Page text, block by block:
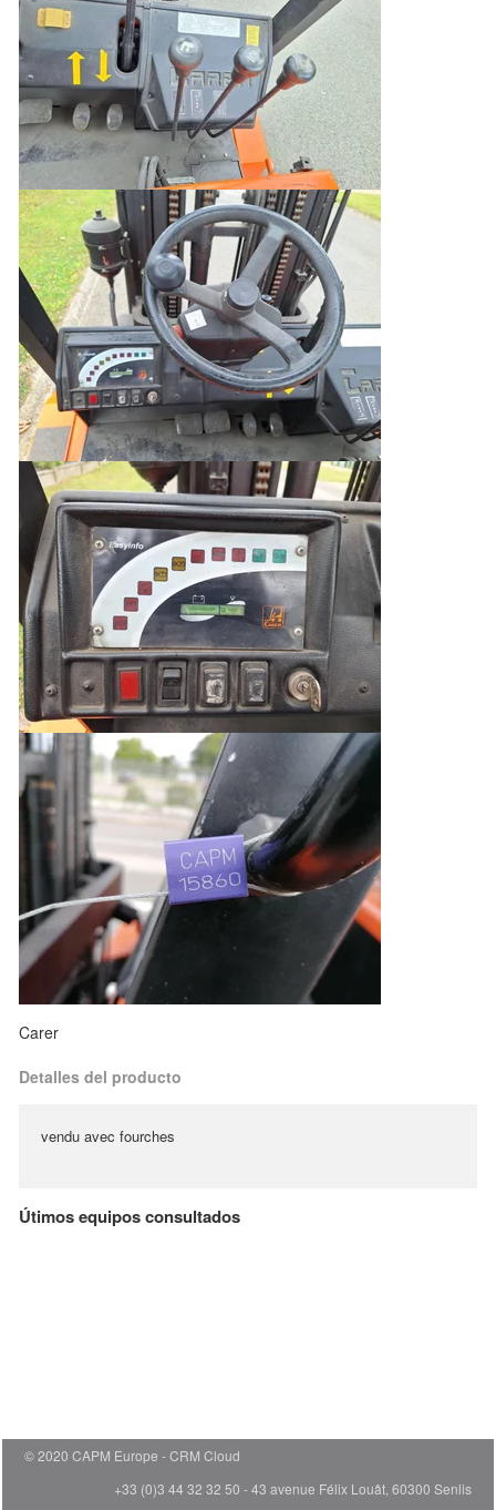
Carer
Detalles del producto
vendu avec fourches
Útimos equipos consultados
© 2020 CAPM Europe
CRM Cloud
+33 (0)3 44 32 32 50 - 43 avenue Félix Louât, 60300 Senlis